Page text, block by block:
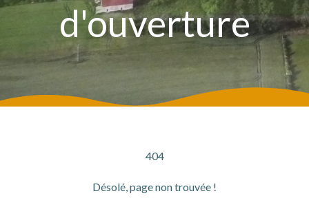
d'ouverture
404
Désolé, page non trouvée !